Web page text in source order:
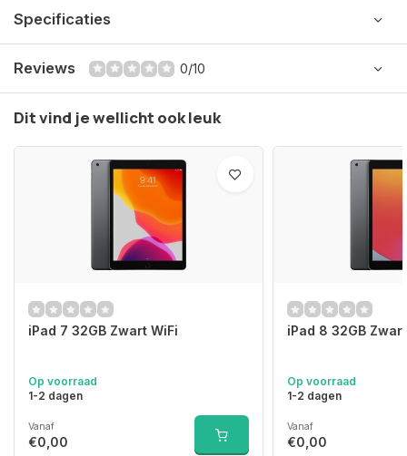
Specificaties
Reviews 0/10
Dit vind je wellicht ook leuk
iPad 7 32GB Zwart WiFi
Op voorraad
1-2 dagen
Vanaf
€0,00
iPad 8 32GB
Op voorraad
1-2 dagen
Vanaf
€0,00